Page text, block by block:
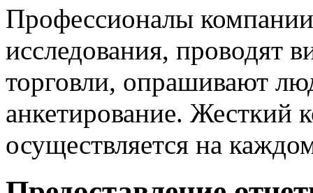
Профессионалы
исследования, проводят
торговли, опрашивают
анкетирование. Жесткий
осуществляется на